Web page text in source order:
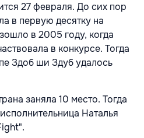
27 февраля. До сих пор
в первую десятку на
в 2005 году, когда
в конкурсе. Тогда
Здоб ши Здуб удалось
заняла 10 место. Тогда
Наталья